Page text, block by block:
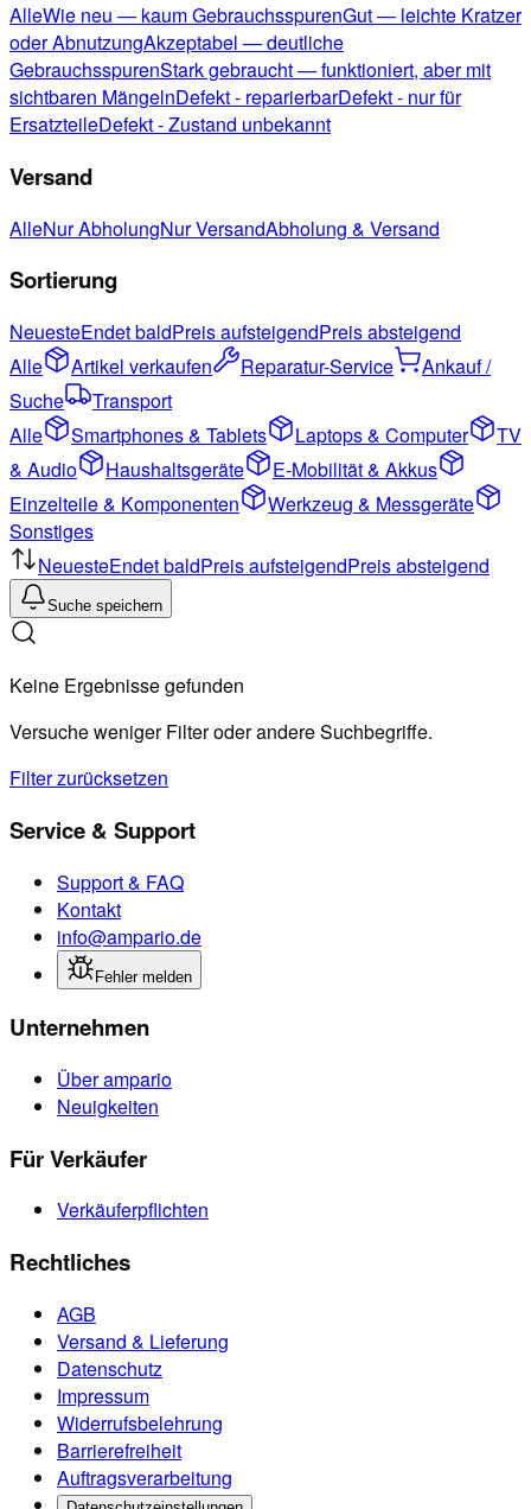
AlleWie neu — kaum GebrauchsspurenGut — leichte Kratzer
oder AbnutzungAkzeptabel — deutliche
GebrauchsspurenStark gebraucht — funktioniert, aber mit
sichtbaren MängelnDefekt - reparierbarDefekt - nur für
ErsatzteileDefekt - Zustand unbekannt
Versand
AlleNur AbholungNur VersandAbholung & Versand
Sortierung
NeuesteEndet baldPreis aufsteigendPreis absteigend
Alle
Artikel verkaufen Reparatur-Service
Ankauf /
Suche
Transport
Alle
Smartphones & Tablets Laptops & Computer
TV
& Audio
Haushaltsgeräte
E-Mobilität & Akkus
Einzelteile & Komponenten
Werkzeug & Messgeräte
Sonstiges
NeuesteEndet baldPreis aufsteigendPreis absteigend
Suche speichern
Keine Ergebnisse gefunden
Versuche weniger Filter oder andere Suchbegriffe.
Filter zurücksetzen
Service & Support
Support & FAQ
Kontakt
info@ampario.de
Fehler melden
Unternehmen
Über ampario
Neuigkeiten
Für Verkäufer
Verkäuferpflichten
Rechtliches
AGB
Versand & Lieferung
Datenschutz
Impressum
Widerrufsbelehrung
Barrierefreiheit
Auftragsverarbeitung